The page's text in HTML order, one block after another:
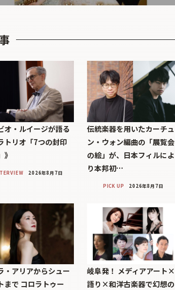
オ・ルイージが語る
トリオ「7つの封印
》
2026年8月7日
伝統楽器を用いたカーチュ
ン・ウォン編曲の「展覧会
の絵」が、日本フィルによ
り本邦初…
PICK UP 2026年8月7日
・アリアからシュー
まで コロラトゥー
岐阜発！ メディアアート×
語り×和洋古楽器で幻想の